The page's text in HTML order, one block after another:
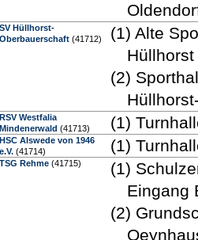
SV Hüllhorst-
Oberbauerschaft (41712)
(1) Alte
Hüllhorst
(2)
RSV Westfalia
Mindenerwald (41713) (1)
HSC Alswede von 1946
e.V. (41714) (1)
TSG Rehme (41715)
(1)
Eingang
(2)